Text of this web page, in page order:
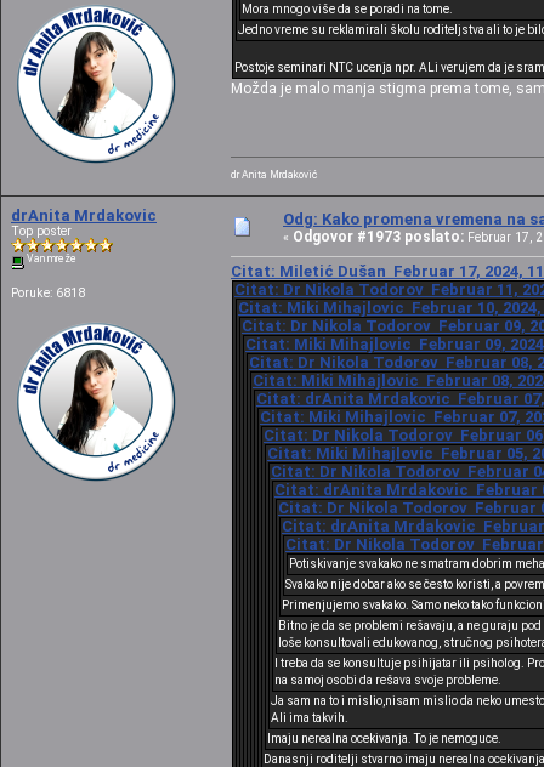
Mora mnogo više da se poradi na tome.
Jedno vreme su reklamirali školu roditeljstva ali to je
Postoje seminari NTC ucenja npr. ALi verujem da je
Možda je malo manja stigma prema tome,
dr Anita Mrdaković
drAnita Mrdakovic
Top poster
Van mreže
Poruke: 6818
Odg: Kako promena vremena na
« Odgovor #1973 poslato: Februar 17,
Citat: Miletić Dušan Februar 17, 2024,
Citat: Dr Nikola Todorov Februar 11,
Citat: Miki Mihajlovic Februar 10, 2024,
Citat: Dr Nikola Todorov Februar 09,
Citat: Miki Mihajlovic Februar 09,
Citat: Dr Nikola Todorov Februar 08,
Citat: Miki Mihajlovic Februar 08,
Citat: drAnita Mrdakovic Februar 07,
Citat: Miki Mihajlovic Februar 07,
Citat: Dr Nikola Todorov Februar
Citat: Miki Mihajlovic Februar 05,
Citat: Dr Nikola Todorov Februar
Citat: drAnita Mrdakovic Februar
Citat: Dr Nikola Todorov Februar
Citat: drAnita Mrdakovic Februar
Citat: Dr Nikola Todorov Februar
Potiskivanje svakako ne smatram dobrim
Svakako nije dobar ako se često koristi, a
Primenjujemo svakako. Samo neko tako
Bitno je da se problemi rešavaju, a ne guraju
loše konsultovali edukovanog, stručnog
I treba da se konsultuje psihijatar ili psiholog.
na samoj osobi da rešava svoje probleme.
Ja sam na to i mislio,nisam mislio da neko
Ali ima takvih.
Imaju nerealna ocekivanja. To je nemoguce.
Danasnji roditelji stvarno imaju nerealna